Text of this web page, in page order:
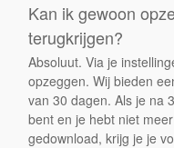
Kan ik gewoon
terugkrijgen?
Absoluut. Via je
opzeggen. Wij bieden
van 30 dagen. Als je na
bent en je hebt niet
gedownload, krijg je je